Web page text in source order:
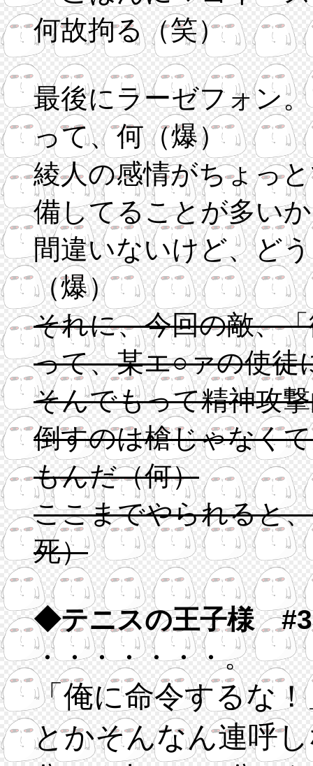
何故拘る（笑）
最後にラーゼフォン
って、何（爆）
綾人の感情がちょっ
備してることが多い
間違いないけど、ど
（爆）
それに、今回の敵、
って、某エ○ァの使徒
そんでもって精神攻
倒すのは槍じゃなく
もんだ（何）
ここまでやられると
死）
◆テニスの王子様
・・・・・・・。
「俺に命令するな
とかそんなん連呼